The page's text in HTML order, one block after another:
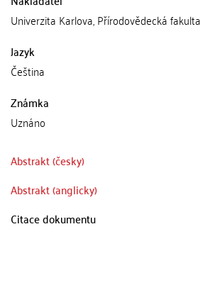
Univerzita Karlova, Přírodovědecká fakulta
Jazyk
Čeština
Známka
Uznáno
Abstrakt (česky)
Abstrakt (anglicky)
Citace dokumentu